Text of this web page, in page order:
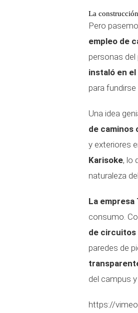
La
Pero
empleo de
personas
instaló en
para
Una idea
de caminos
y exteriores
Karisoke, lo
naturaleza
La empresa
consumo.
de circuitos
paredes de
del campus
https://